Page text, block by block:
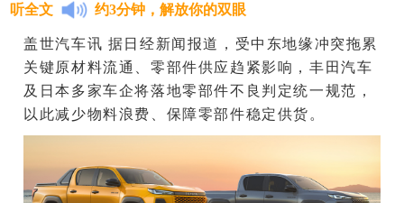
听全文 约3分钟，解放你的双眼
盖世汽车讯 据日经新闻报道，受中东地缘冲突拖累
关键原材料流通、零部件供应趋紧影响，丰田汽车
及日本多家车企将落地零部件不良判定统一规范，
以此减少物料浪费、保障零部件稳定供货。